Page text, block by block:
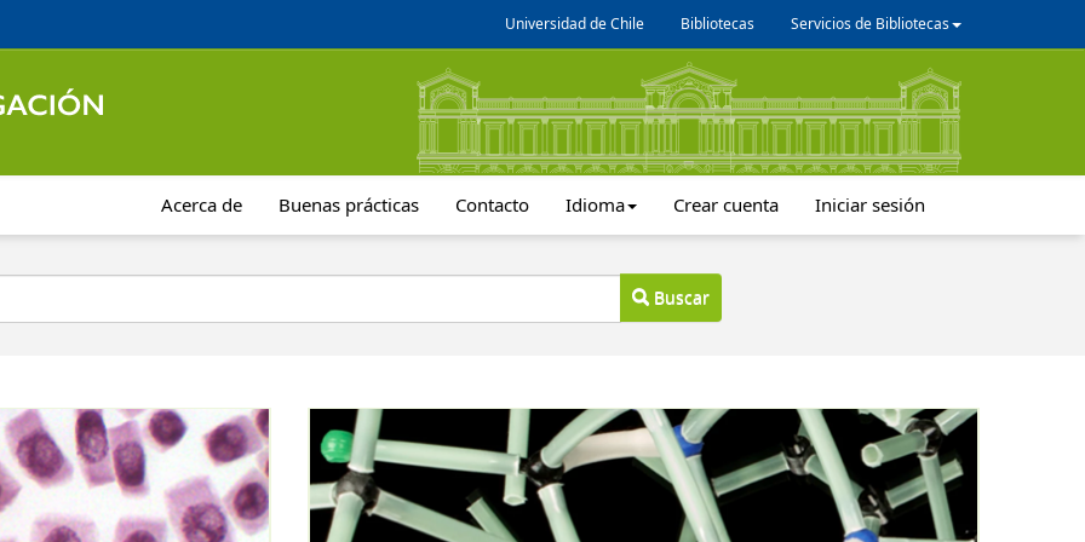
Universidad de Chile Bibliotecas Servicios de Bibliotecas
Acerca de Buenas prácticas Contacto Idioma Crear cuenta Iniciar sesión
Buscar